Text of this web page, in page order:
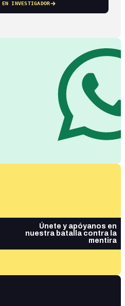
EN INVESTIGADOR
Únete y apóyanos en
nuestra batalla contra la
mentira